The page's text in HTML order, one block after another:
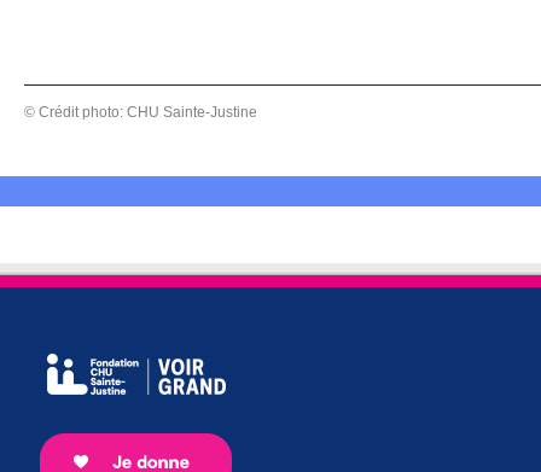
© Crédit photo: CHU Sainte-Justine